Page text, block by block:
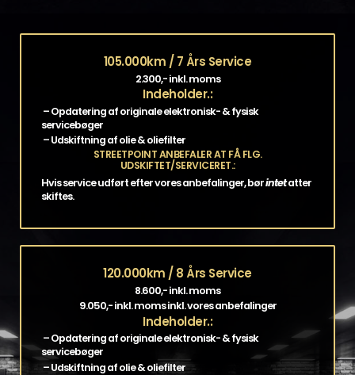
105.000km / 7 Års Service
2.300,- inkl. moms
Indeholder.:
– Opdatering af originale elektronisk- & fysisk
servicebøger
– Udskiftning af olie & oliefilter
STREETPOINT ANBEFALER AT FÅ FLG.
UDSKIFTET/SERVICERET.:
Hvis service udført efter vores anbefalinger, børintetatter
skiftes.
120.000km / 8 Års Service
8.600,- inkl. moms
9.050,- inkl. moms inkl. vores anbefalinger
Indeholder.:
– Opdatering af originale elektronisk- & fysisk
servicebøger
– Udskiftning af olie & oliefilter